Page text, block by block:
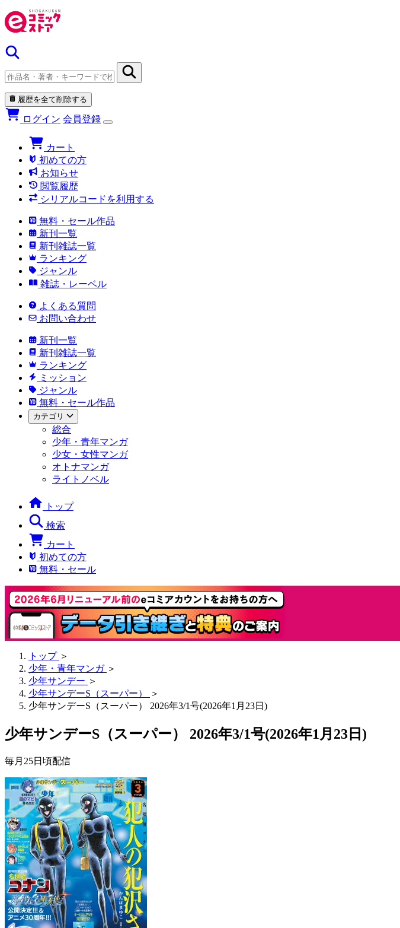
履歴を全て削除する
ログイン 会員登録
カート
初めての方
お知らせ
閲覧履歴
シリアルコードを利用する
無料・セール作品
新刊一覧
新刊雑誌一覧
ランキング
ジャンル
雑誌・レーベル
よくある質問
お問い合わせ
新刊一覧
新刊雑誌一覧
ランキング
ミッション
ジャンル
無料・セール作品
カテゴリ
総合
少年・青年マンガ
少女・女性マンガ
オトナマンガ
ライトノベル
トップ
検索
カート
初めての方
無料・セール
トップ ＞
少年・青年マンガ ＞
少年サンデー ＞
少年サンデーS（スーパー）
＞
少年サンデーS（スーパー） 2026年3/1号(2026年1月23日)
少年サンデーS（スーパー） 2026年3/1号(2026年1月23日)
毎月25日頃配信